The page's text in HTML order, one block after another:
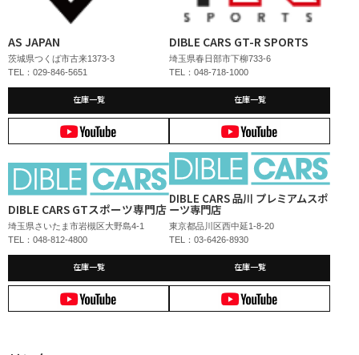
AS JAPAN
茨城県つくば市古来1373-3
TEL：029-846-5651
在庫一覧
DIBLE CARS GT-R SPORTS
埼玉県春日部市下柳733-6
TEL：048-718-1000
在庫一覧
DIBLE CARS GTスポーツ専門店
埼玉県さいたま市岩槻区大野島4-1
TEL：048-812-4800
在庫一覧
DIBLE CARS 品川 プレミアムスポ
ーツ専門店
東京都品川区西中延1-8-20
TEL：03-6426-8930
在庫一覧